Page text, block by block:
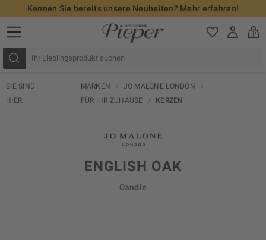
Kennen Sie bereits unsere Neuheiten? Mehr erfahren!
SIE SIND
HIER:
MARKEN
JO MALONE LONDON
FÜR IHR ZUHAUSE
KERZEN
ENGLISH OAK
Candle